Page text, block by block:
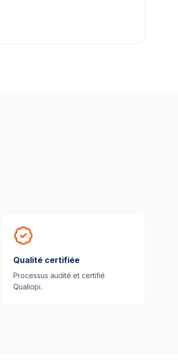
Qualité certifiée
Processus audité et certifié
Qualiopi.